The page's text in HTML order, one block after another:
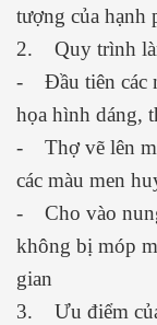
tượng của hạnh
2. Quy trình
- Đầu tiên các
họa hình dáng,
- Thợ vẽ lên
các màu men
- Cho vào
không bị móp
gian
3. Ưu điểm